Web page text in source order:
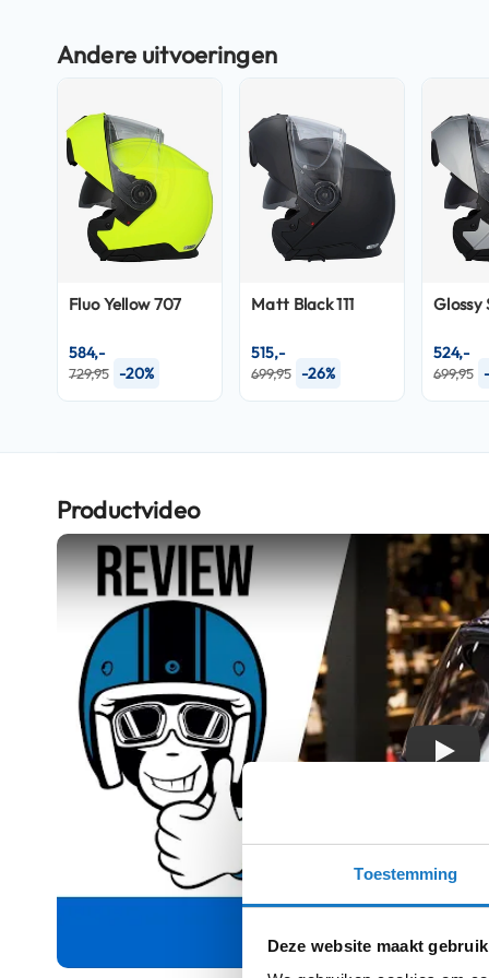
Toestemming
Deze website maakt
Fietshelmen
accessoires
Vizieren
Pinlocks
Onderhoud
helm
houder
kapstok
Motorkleding
Motorjassen
motorjassen
Dames
motorjassen
Doorwaai
motorjassen
Waterdichte
Fluo Yellow 707
729,95 -20%
584,-
Matt Black 111
699,95 -26%
515,-
Glossy
699,95
524,-
Productvideo
Play